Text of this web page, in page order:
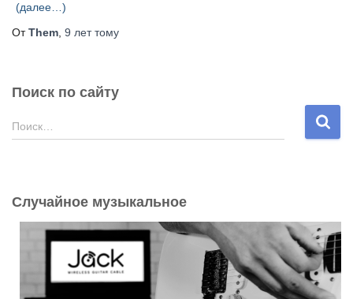
(далее…)
ОтThem, 9 леттому
Поиск по сайту
Н
а
:
Поиск…
Случайное музыкальное